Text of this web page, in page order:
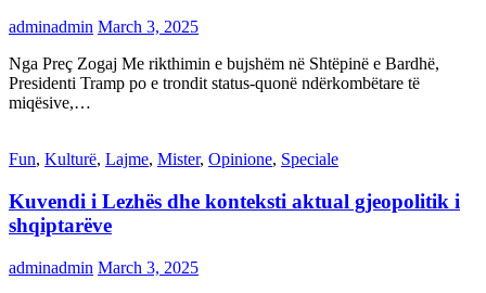
adminadmin March 3, 2025
Nga Preç Zogaj Me rikthimin e bujshëm në Shtëpinë e Bardhë,
Presidenti Tramp po e trondit status-quonë ndërkombëtare të
miqësive,…
Fun, Kulturë, Lajme, Mister, Opinione, Speciale
Kuvendi i Lezhës dhe konteksti aktual gjeopolitik i
shqiptarëve
adminadmin March 3, 2025